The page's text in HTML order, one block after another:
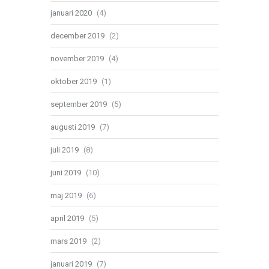
januari 2020 (4)
december 2019 (2)
november 2019 (4)
oktober 2019 (1)
september 2019 (5)
augusti 2019 (7)
juli 2019 (8)
juni 2019 (10)
maj 2019 (6)
april 2019 (5)
mars 2019 (2)
januari 2019 (7)